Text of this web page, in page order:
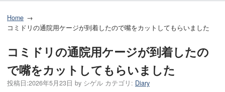
Home
コミドリの通院用ケージが到着したので嘴をカットしてもらいました
コミドリの通院用ケージが到着したの
で嘴をカットしてもらいました
投稿日:2026年5月23日 by シゲル カテゴリ: Diary